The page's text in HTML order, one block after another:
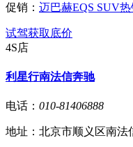
促销： 迈巴赫EQS SUV
试驾获取底价
4S店
利星行南法信奔驰
电话： 010-81406888
地址： 北京市顺义区南法